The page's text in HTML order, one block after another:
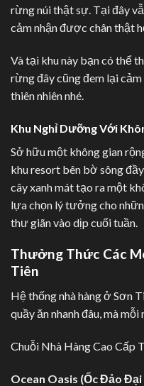
rừng núi thật sự. Tại đây
cảm nhận được chân thật
Và tại khu này bạn có thể
rừng đây cũng đem lại
thiên nhiên nhé.
Khu Nghỉ Dưỡng Với
Sở hữu một không gian
khu resort bên bờ sông
cây xanh mát tạo ra một
lựa chọn lý tưởng cho
thư giãn vào dịp cuối tuần.
Thưởng Thức Các
Tiên
Hệ thống nhà hàng ở Sơn
quầy ăn nhanh đâu, mà
Chuỗi Nhà Hàng Cao Cấp
Ocean Oasis (Ốc Đảo